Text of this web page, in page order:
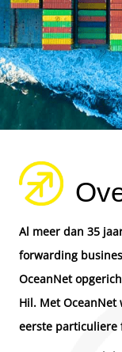
Al meer dan 35
forwarding
OceanNet
Hil. Met
eerste particuliere